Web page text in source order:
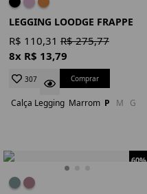
LEGGING LOODGE FRAPPE
R$ 110,31 R$ 275,77
8x R$ 13,79
307 Comprar
Calça Legging Marrom P M G
60%